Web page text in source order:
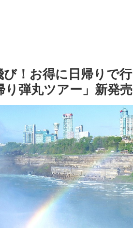
び！お得に日帰りで行
弾丸ツアー」新発売